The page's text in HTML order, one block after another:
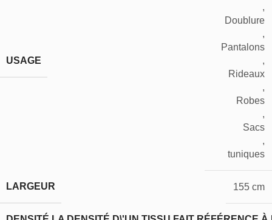
USAGE
,
Doublure
,
Pantalons
,
Rideaux
,
Robes
,
Sacs
,
tuniques
LARGEUR 155 cm